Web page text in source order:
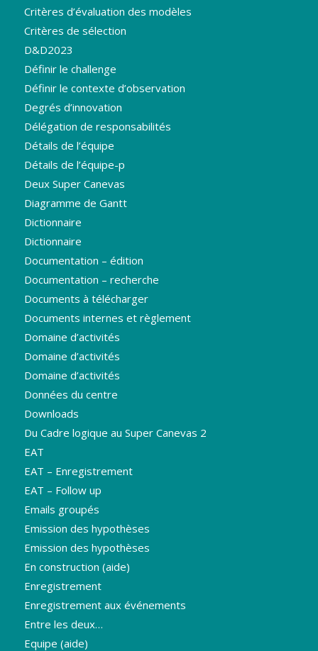
Critères d’évaluation des modèles
Critères de sélection
D&D2023
Définir le challenge
Définir le contexte d’observation
Degrés d’innovation
Délégation de responsabilités
Détails de l’équipe
Détails de l’équipe-p
Deux Super Canevas
Diagramme de Gantt
Dictionnaire
Dictionnaire
Documentation – édition
Documentation – recherche
Documents à télécharger
Documents internes et règlement
Domaine d’activités
Domaine d’activités
Domaine d’activités
Données du centre
Downloads
Du Cadre logique au Super Canevas 2
EAT
EAT – Enregistrement
EAT – Follow up
Emails groupés
Emission des hypothèses
Emission des hypothèses
En construction (aide)
Enregistrement
Enregistrement aux événements
Entre les deux…
Equipe (aide)